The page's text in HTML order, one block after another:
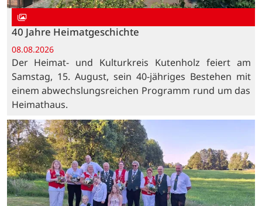
40 Jahre Heimatgeschichte
08.08.2026
Der Heimat- und Kulturkreis Kutenholz feiert am
Samstag, 15. August, sein 40-jähriges Bestehen mit
einem abwechslungsreichen Programm rund um das
Heimathaus.